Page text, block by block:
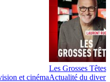
et cinéma
Les Grosses Têtes
Actualité du